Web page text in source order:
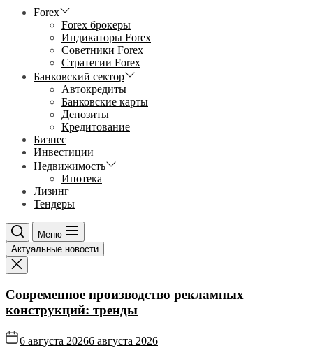
Forex
Forex брокеры
Индикаторы Forex
Советники Forex
Стратегии Forex
Банковский сектор
Автокредиты
Банковские карты
Депозиты
Кредитование
Бизнес
Инвестиции
Недвижимость
Ипотека
Лизинг
Тендеры
Меню
Актуальные новости
Современное производство рекламных
конструкций: тренды
6 августа 20266 августа 2026